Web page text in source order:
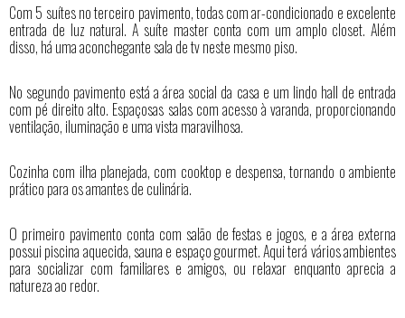
Com 5 suítes no terceiro pavimento, todas com ar-condicionado e excelente
entrada de luz natural. A suíte master conta com um amplo closet. Além
disso, há uma aconchegante sala de tv neste mesmo piso.
No segundo pavimento está a área social da casa e um lindo hall de entrada
com pé direito alto. Espaçosas salas com acesso à varanda, proporcionando
ventilação, iluminação e uma vista maravilhosa.
Cozinha com ilha planejada, com cooktop e despensa, tornando o ambiente
prático para os amantes de culinária.
O primeiro pavimento conta com salão de festas e jogos, e a área externa
possui piscina aquecida, sauna e espaço gourmet. Aqui terá vários ambientes
para socializar com familiares e amigos, ou relaxar enquanto aprecia a
natureza ao redor.